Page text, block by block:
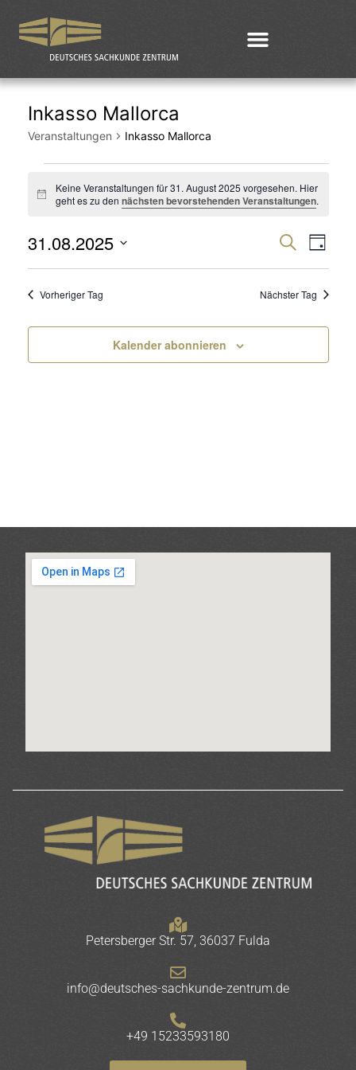
Inkasso Mallorca
Veranstaltungen Inkasso Mallorca
Hinweis
Keine Veranstaltungen für 31. August 2025 vorgesehen. Hier
geht es zu den nächsten bevorstehenden Veranstaltungen.
und
SucheTag
31.08.2025
Datum
wählen.
Vorheriger Tag Nächster Tag
Kalender abonnieren
Petersberger Str. 57, 36037 Fulda
info@deutsches-sachkunde-zentrum.de
+49 15233593180